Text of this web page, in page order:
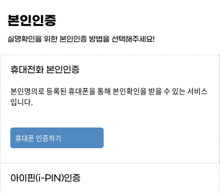
본인인증
실명확인을 위한 본인인증 방법을 선택해주세요!
휴대전화 본인인증
본인명의로 등록된 휴대폰을 통해 본인확인을 받을 수 있는 서비스
입니다.
휴대폰 인증하기
아이핀(i-PIN)인증